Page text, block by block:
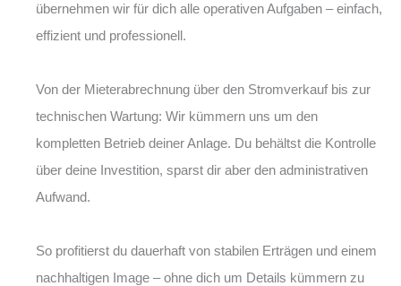
übernehmen wir für dich alle operativen Aufgaben – einfach,
effizient und professionell.
Von der Mieterabrechnung über den Stromverkauf bis zur
technischen Wartung: Wir kümmern uns um den
kompletten Betrieb deiner Anlage. Du behältst die Kontrolle
über deine Investition, sparst dir aber den administrativen
Aufwand.
So profitierst du dauerhaft von stabilen Erträgen und einem
nachhaltigen Image – ohne dich um Details kümmern zu